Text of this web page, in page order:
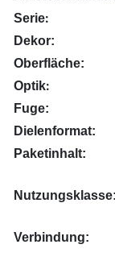
Serie:
Dekor:
Oberfläche:
Optik:
Fuge:
Dielenformat:
Paketinhalt:
Nutzungsklasse:
Verbindung: